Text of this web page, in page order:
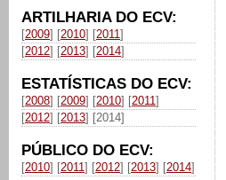
ARTILHARIA DO ECV:
[2009] [2010] [2011]
[2012] [2013] [2014]
ESTATÍSTICAS DO ECV:
[2008] [2009] [2010] [2011]
[2012] [2013] [2014]
PÚBLICO DO ECV:
[2010] [2011] [2012] [2013] [2014]